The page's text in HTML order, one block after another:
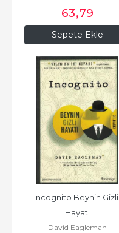
Sepete Ekle
63,79
Incognito Beynin Gizli
Hayatı
David Eagleman